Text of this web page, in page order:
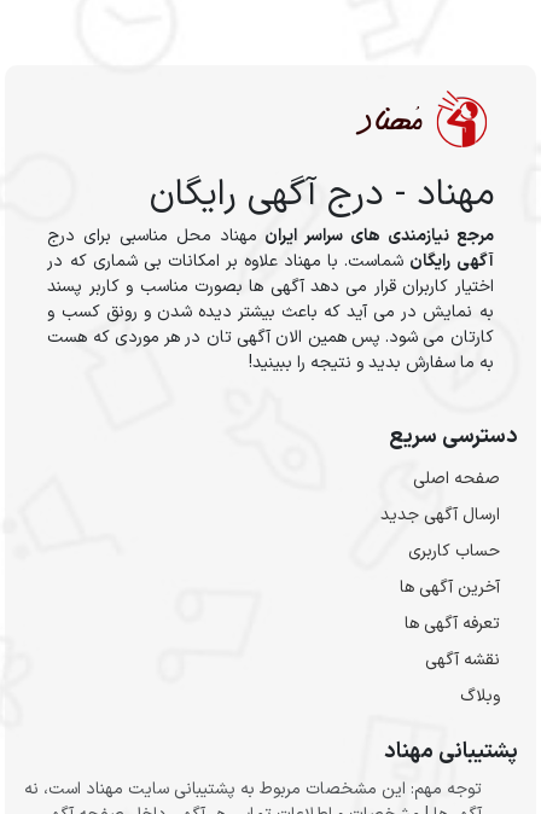
مهناد - درج آگهی رایگان
مرجع نیازمندی های سراسر ایران مهناد محل مناسبی برای درج
آگهی رایگان شماست. با مهناد علاوه بر امکانات بی شماری که در
اختیار کاربران قرار می دهد آگهی ها بصورت مناسب و کاربر پسند
به نمایش در می آید که باعث بیشتر دیده شدن و رونق کسب و
کارتان می شود. پس همین الان آگهی تان در هر موردی که هست
به ما سفارش بدید و نتیجه را ببینید!
دسترسی سریع
صفحه اصلی
ارسال‌ آگهی جدید
حساب کاربری
آخرین آگهی ها
تعرفه آگهی ها
نقشه آگهی
وبلاگ
پشتیبانی مهناد
توجه مهم: این مشخصات مربوط به پشتیبانی سایت مهناد است، نه